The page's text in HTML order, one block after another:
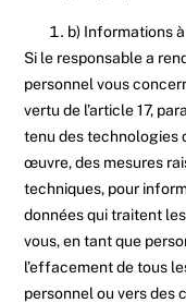
b) Informations
Si le responsable a
personnel vous
vertu de l’article 17,
tenu des technologies
œuvre, des mesures
techniques, pour
données qui traitent
vous, en tant que
l’effacement de tous
personnel ou vers des